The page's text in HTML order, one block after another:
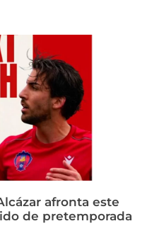
afronta este
de pretemporada